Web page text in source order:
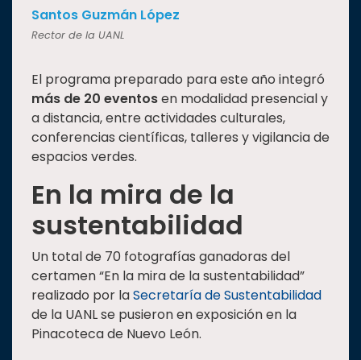
Santos Guzmán López
Rector de la UANL
El programa preparado para este año integró
más de 20 eventosen modalidad presencial y
a distancia, entre actividades culturales,
conferencias científicas, talleres y vigilancia de
espacios verdes.
En la mira de la
sustentabilidad
Un total de 70 fotografías ganadoras del
certamen “En la mira de la sustentabilidad”
realizado por laSecretaría de Sustentabilidad
de la UANL se pusieron en exposición en la
Pinacoteca de Nuevo León.